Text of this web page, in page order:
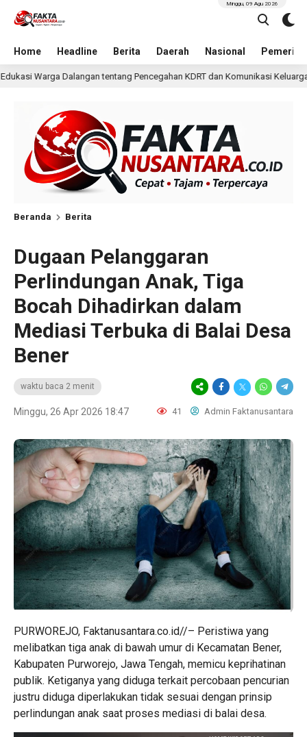
Home Headline Berita Daerah Nasional
Minggu, 09 Agu 2026
KDRT dan Komunikasi Keluarga 1 hari lalu KKN
Beranda Berita
Dugaan Pelanggaran
Perlindungan Anak, Tiga
Bocah Dihadirkan dalam
Mediasi Terbuka di Balai Desa
Bener
waktu baca 2 menit
Minggu, 26 Apr 2026 18:47 41 Admin Faktanusantara
PURWOREJO, Faktanusantara.co.id//– Peristiwa yang
melibatkan tiga anak di bawah umur di Kecamatan Bener,
Kabupaten Purworejo, Jawa Tengah, memicu keprihatinan
publik. Ketiganya yang diduga terkait percobaan pencurian
justru diduga diperlakukan tidak sesuai dengan prinsip
perlindungan anak saat proses mediasi di balai desa.